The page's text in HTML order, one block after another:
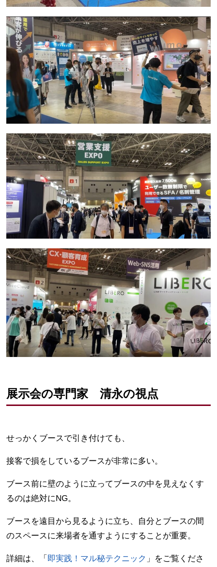
展示会の専門家 清永の視点
せっかくブースで引き付けても、
接客で損をしているブースが非常に多い。
ブース前に壁のように立ってブースの中を見えなくす
るのは絶対にNG。
ブースを遠目から見るように立ち、自分とブースの間
のスペースに来場者を通すようにすることが重要。
詳細は、「 即実践！マル秘テクニック 」をご覧くださ